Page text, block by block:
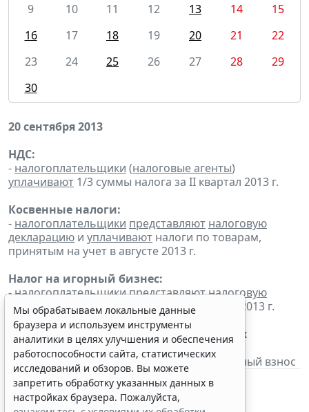
9
10 11 12 13 14
15
16
17 18 19 20 21
22
23
24 25 26 27 28
29
30
20 сентября 2013
НДС:
- налогоплательщики (налоговые агенты)
уплачивают 1/3 суммы налога за II квартал 2013 г.
Косвенные налоги:
- налогоплательщики представляют налоговую
декларацию и уплачивают налоги по товарам,
принятым на учет в августе 2013 г.
Налог на игорный бизнес:
- налогоплательщикипредставляютналоговую
декларацию иуплачиваютналог за август 2013 г.
Сбор за пользование объектами водных
биологических ресурсов:
-налогоплательщики уплачиваютрегулярный взнос
Мы обрабатываем локальные данные
браузера и используем инструменты
аналитики в целях улучшения и обеспечения
работоспособности сайта, статистических
исследований и обзоров. Вы можете
запретить обработку указанных данных в
настройках браузера. Пожалуйста,